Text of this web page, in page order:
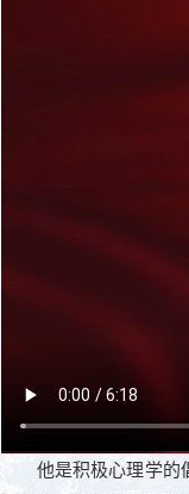
他是积极心理学的倡